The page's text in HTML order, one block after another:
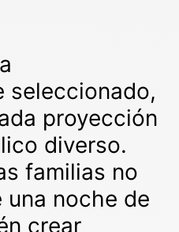
seleccionado,
proyección
diverso.
familias no
noche de
crear